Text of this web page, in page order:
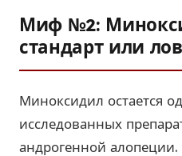
Миф №2:
стандарт или
Миноксидил остается
исследованных
андрогенной алопеции.